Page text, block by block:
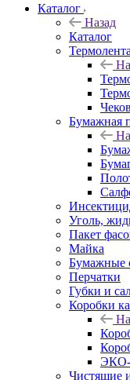
Каталог
Назад
Каталог
Бумажная
Уголь,
Пакет
Майка
Бумажные
Перчатки
Губки и
Коробки
ЭКО-
Чистящие